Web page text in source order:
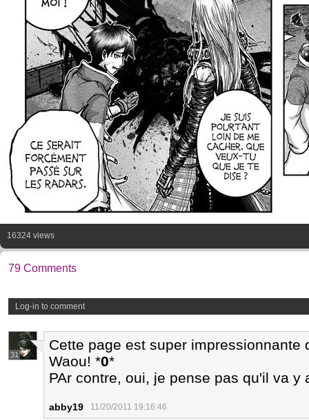
16324 views
79 Comments
Log-in to comment
31
Cette page est super impressionnante
Waou! *0*
PAr contre, oui, je pense pas qu'il va y
abby19 11/20/2011 19:16:46